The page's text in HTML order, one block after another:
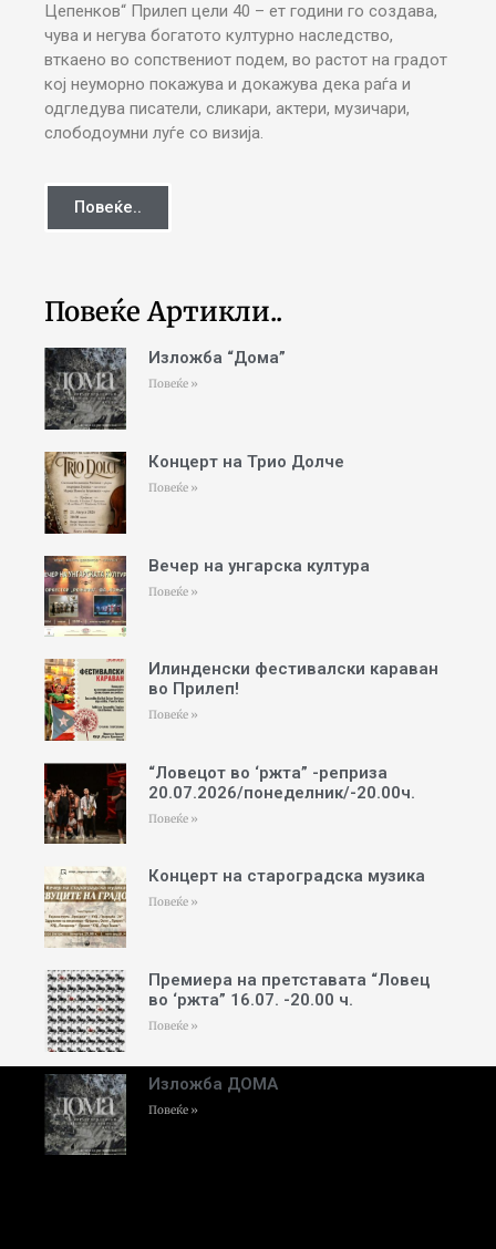
Цепенков“ Прилеп цели 40 – ет години го создава,
чува и негува богатото културно наследство,
вткаено во сопствениот подем, во растот на градот
кој неуморно покажува и докажува дека раѓа и
одгледува писатели, сликари, актери, музичари,
слободоумни луѓе со визија.
Повеќе..
Повеќе Артикли..
Изложба “Дома”
Повеќе »
Концерт на Трио Долче
Повеќе »
Вечер на унгарска култура
Повеќе »
Илинденски фестивалски караван
во Прилеп!
Повеќе »
“Ловецот во ‘ржта” -реприза
20.07.2026/понеделник/-20.00ч.
Повеќе »
Концерт на староградска музика
Повеќе »
Премиера на претставата “Ловец
во ‘ржта” 16.07. -20.00 ч.
Повеќе »
Изложба ДОМА
Повеќе »